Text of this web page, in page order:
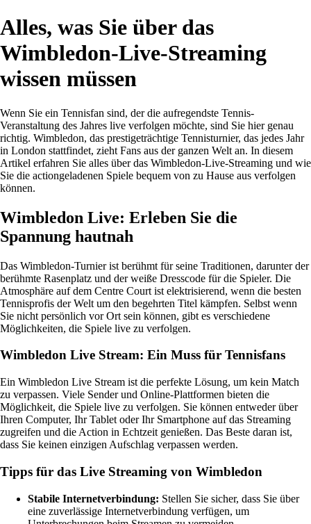
Alles, was Sie über das
Wimbledon-Live-Streaming
wissen müssen
Wenn Sie ein Tennisfan sind, der die aufregendste Tennis-
Veranstaltung des Jahres live verfolgen möchte, sind Sie hier genau
richtig. Wimbledon, das prestigeträchtige Tennisturnier, das jedes Jahr
in London stattfindet, zieht Fans aus der ganzen Welt an. In diesem
Artikel erfahren Sie alles über das Wimbledon-Live-Streaming und wie
Sie die actiongeladenen Spiele bequem von zu Hause aus verfolgen
können.
Wimbledon Live: Erleben Sie die
Spannung hautnah
Das Wimbledon-Turnier ist berühmt für seine Traditionen, darunter der
berühmte Rasenplatz und der weiße Dresscode für die Spieler. Die
Atmosphäre auf dem Centre Court ist elektrisierend, wenn die besten
Tennisprofis der Welt um den begehrten Titel kämpfen. Selbst wenn
Sie nicht persönlich vor Ort sein können, gibt es verschiedene
Möglichkeiten, die Spiele live zu verfolgen.
Wimbledon Live Stream: Ein Muss für Tennisfans
Ein Wimbledon Live Stream ist die perfekte Lösung, um kein Match
zu verpassen. Viele Sender und Online-Plattformen bieten die
Möglichkeit, die Spiele live zu verfolgen. Sie können entweder über
Ihren Computer, Ihr Tablet oder Ihr Smartphone auf das Streaming
zugreifen und die Action in Echtzeit genießen. Das Beste daran ist,
dass Sie keinen einzigen Aufschlag verpassen werden.
Tipps für das Live Streaming von Wimbledon
Stabile Internetverbindung: Stellen Sie sicher, dass Sie über
eine zuverlässige Internetverbindung verfügen, um